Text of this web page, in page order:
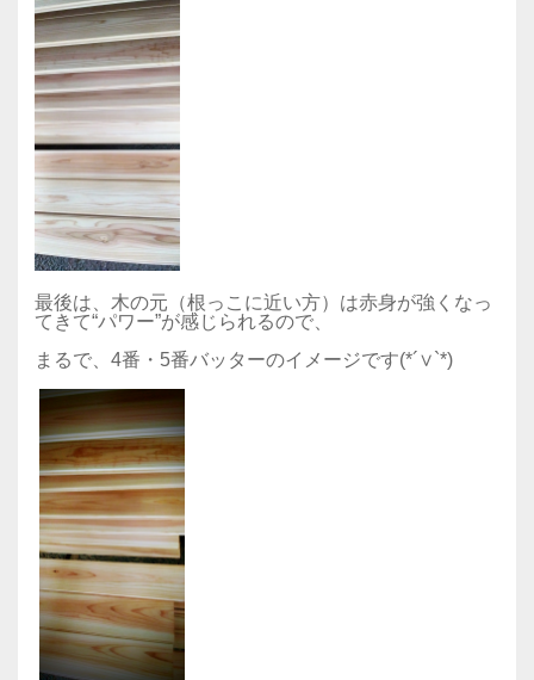
最後は、木の元（根っこに近い方）は赤身が強くなっ
てきて“パワー”が感じられるので、
まるで、4番・5番バッターのイメージです(*´∨`*)